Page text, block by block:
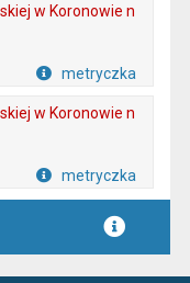
w Koronowie n
metryczka
w Koronowie n
metryczka